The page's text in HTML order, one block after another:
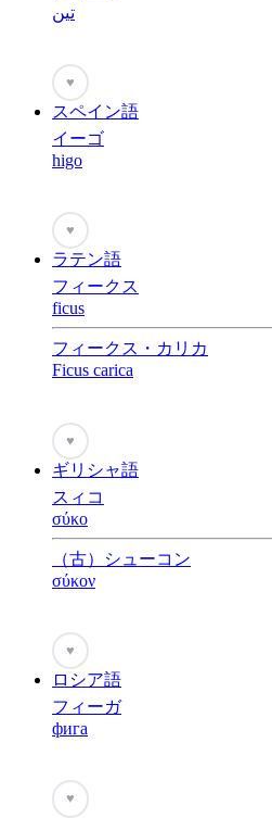
تين
♥
スペイン語
イーゴ
higo
♥
ラテン語
フィークス
ficus
フィークス・カリカ
Ficus carica
♥
ギリシャ語
スィコ
σύκο
（古）シューコン
σύκον
♥
ロシア語
フィーガ
фига
♥